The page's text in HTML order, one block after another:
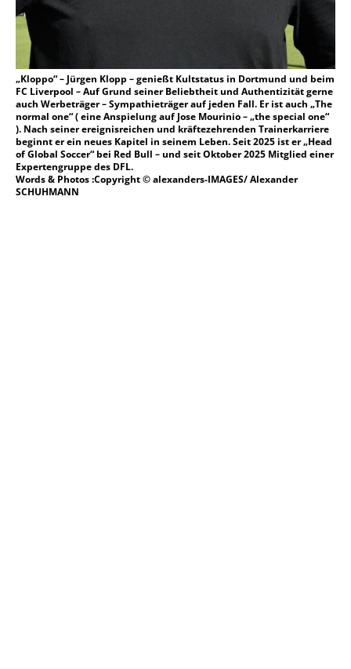
„Kloppo“ – Jürgen Klopp – genießt Kultstatus in Dortmund und beim
FC Liverpool – Auf Grund seiner Beliebtheit und Authentizität gerne
auch Werbeträger – Sympathieträger auf jeden Fall. Er ist auch „The
normal one“ ( eine Anspielung auf Jose Mourinio – „the special one“
). Nach seiner ereignisreichen und kräftezehrenden Trainerkarriere
beginnt er ein neues Kapitel in seinem Leben. Seit 2025 ist er „Head
of Global Soccer“ bei Red Bull – und seit Oktober 2025 Mitglied einer
Expertengruppe des DFL.
Words & Photos :Copyright © alexanders-IMAGES/ Alexander
SCHUHMANN